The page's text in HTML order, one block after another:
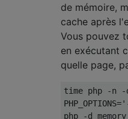
de mémoire,
cache après
Vous pouvez
en exécutant
quelle page,
time php -n -
PHP_OPTIONS=
php
-d